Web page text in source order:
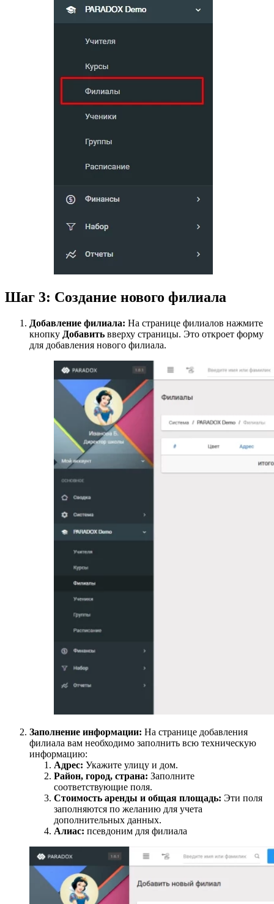
Шаг 3: Создание нового филиала
Добавление филиала: На странице филиалов нажмите
кнопку Добавить вверху страницы. Это откроет форму
для добавления нового филиала.
Заполнение информации: На странице добавления
филиала вам необходимо заполнить всю техническую
информацию:
Адрес: Укажите улицу и дом.
Район, город, страна: Заполните
соответствующие поля.
Стоимость аренды и общая площадь: Эти поля
заполняются по желанию для учета
дополнительных данных.
Алиас: псевдоним для филиала